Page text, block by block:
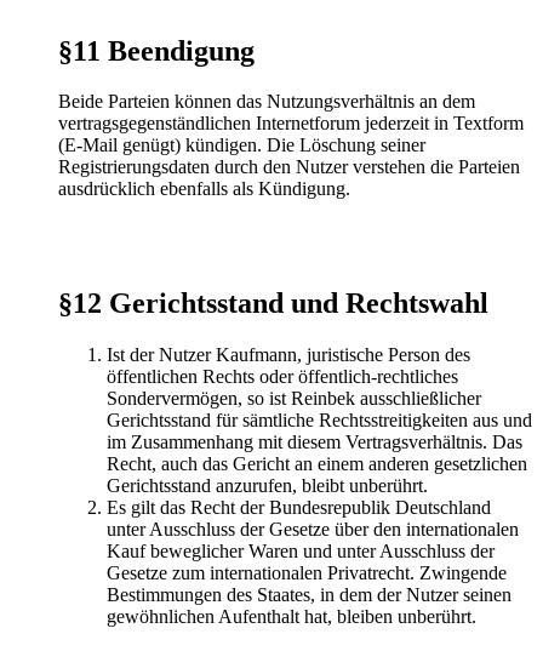
§11 Beendigung
Beide Parteien können das Nutzungsverhältnis an dem
vertragsgegenständlichen Internetforum jederzeit in Textform
(E-Mail genügt) kündigen. Die Löschung seiner
Registrierungsdaten durch den Nutzer verstehen die Parteien
ausdrücklich ebenfalls als Kündigung.
§12 Gerichtsstand und Rechtswahl
Ist der Nutzer Kaufmann, juristische Person des
öffentlichen Rechts oder öffentlich-rechtliches
Sondervermögen, so ist Reinbek ausschließlicher
Gerichtsstand für sämtliche Rechtsstreitigkeiten aus und
im Zusammenhang mit diesem Vertragsverhältnis. Das
Recht, auch das Gericht an einem anderen gesetzlichen
Gerichtsstand anzurufen, bleibt unberührt.
Es gilt das Recht der Bundesrepublik Deutschland
unter Ausschluss der Gesetze über den internationalen
Kauf beweglicher Waren und unter Ausschluss der
Gesetze zum internationalen Privatrecht. Zwingende
Bestimmungen des Staates, in dem der Nutzer seinen
gewöhnlichen Aufenthalt hat, bleiben unberührt.